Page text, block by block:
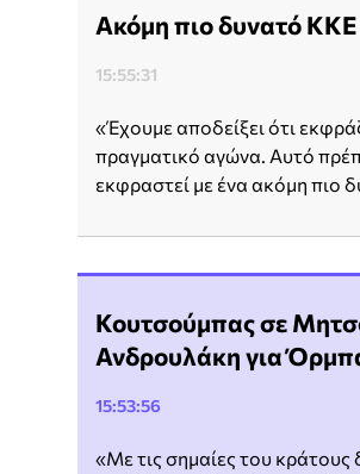
Ακόμη πιο δυνατό ΚΚΕ
15:55:31
«Έχουμε αποδείξει ότι
πραγματικό αγώνα. Αυτό
εκφραστεί με ένα ακόμη πιο
Κουτσούμπας σε
Ανδρουλάκη για
15:53:56
«Με τις σημαίες του κράτους